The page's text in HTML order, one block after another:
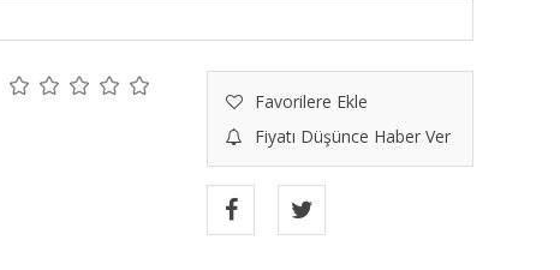
Favorilere Ekle
Fiyatı Düşünce Haber Ver